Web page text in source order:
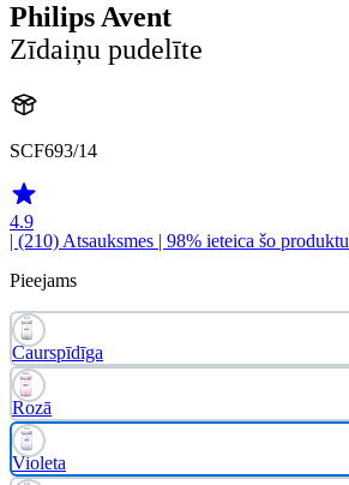
Philips Avent
Zīdaiņu pudelīte
SCF693/14
4.9
| (210) Atsauksmes | 98% ieteica šo produktu
Pieejams
Caurspīdīga
Rozā
Violeta